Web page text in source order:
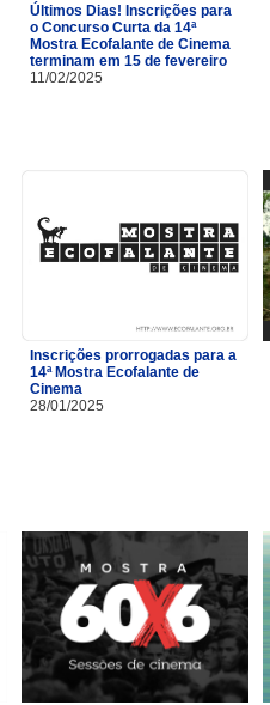
Últimos Dias! Inscrições para
o Concurso Curta da 14ª
Mostra Ecofalante de Cinema
terminam em 15 de fevereiro
11/02/2025
Inscrições prorrogadas para a
14ª Mostra Ecofalante de
Cinema
28/01/2025